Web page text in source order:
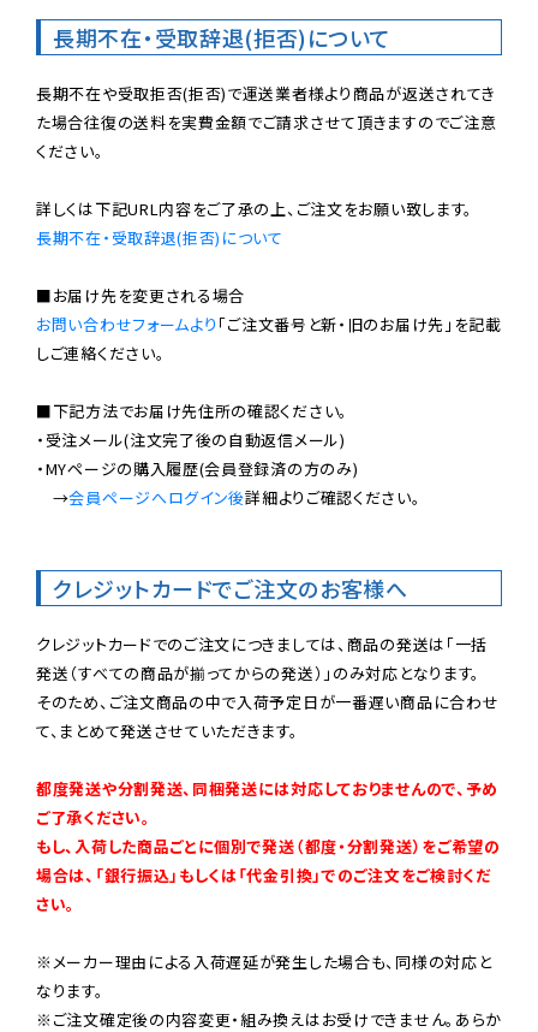
長期不在・受取辞退(拒否)について
長期不在や受取拒否(拒否)で運送業者様より商品が返送されてき
た場合往復の送料を実費金額でご請求させて頂きますのでご注意
ください。
長期不在・受取辞退(拒否)について
お問い合わせフォームより 「ご注文番号と新・旧のお届け先」を記載
しご連絡ください。
■下記方法でお届け先住所の確認ください。
・受注メール(注文完了後の自動返信メール)
・MYページの購入履歴(会員登録済の方のみ)
→会員ページへログイン後詳細よりご確認ください。
クレジットカードでご注文のお客様へ
クレジットカードでのご注文につきましては、商品の発送は「一括
発送（すべての商品が揃ってからの発送）」のみ対応となります。
そのため、ご注文商品の中で入荷予定日が一番遅い商品に合わせ
て、まとめて発送させていただきます。
都度発送や分割発送、同梱発送には対応しておりませんので、予め
ご了承ください。
もし、入荷した商品ごとに個別で発送（都度・分割発送）をご希望の
場合は、「銀行振込」もしくは「代金引換」でのご注文をご検討くだ
さい。
※メーカー理由による入荷遅延が発生した場合も、同様の対応と
なります。
※ご注文確定後の内容変更・組み換えはお受けできません。あらか